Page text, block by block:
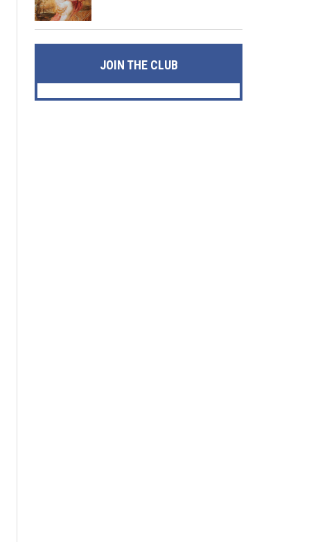
JOIN THE CLUB